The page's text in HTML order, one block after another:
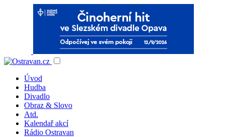
Úvod
Hudba
Divadlo
Obraz & Slovo
Atd.
Kalendař akcí
Rádio Ostravan